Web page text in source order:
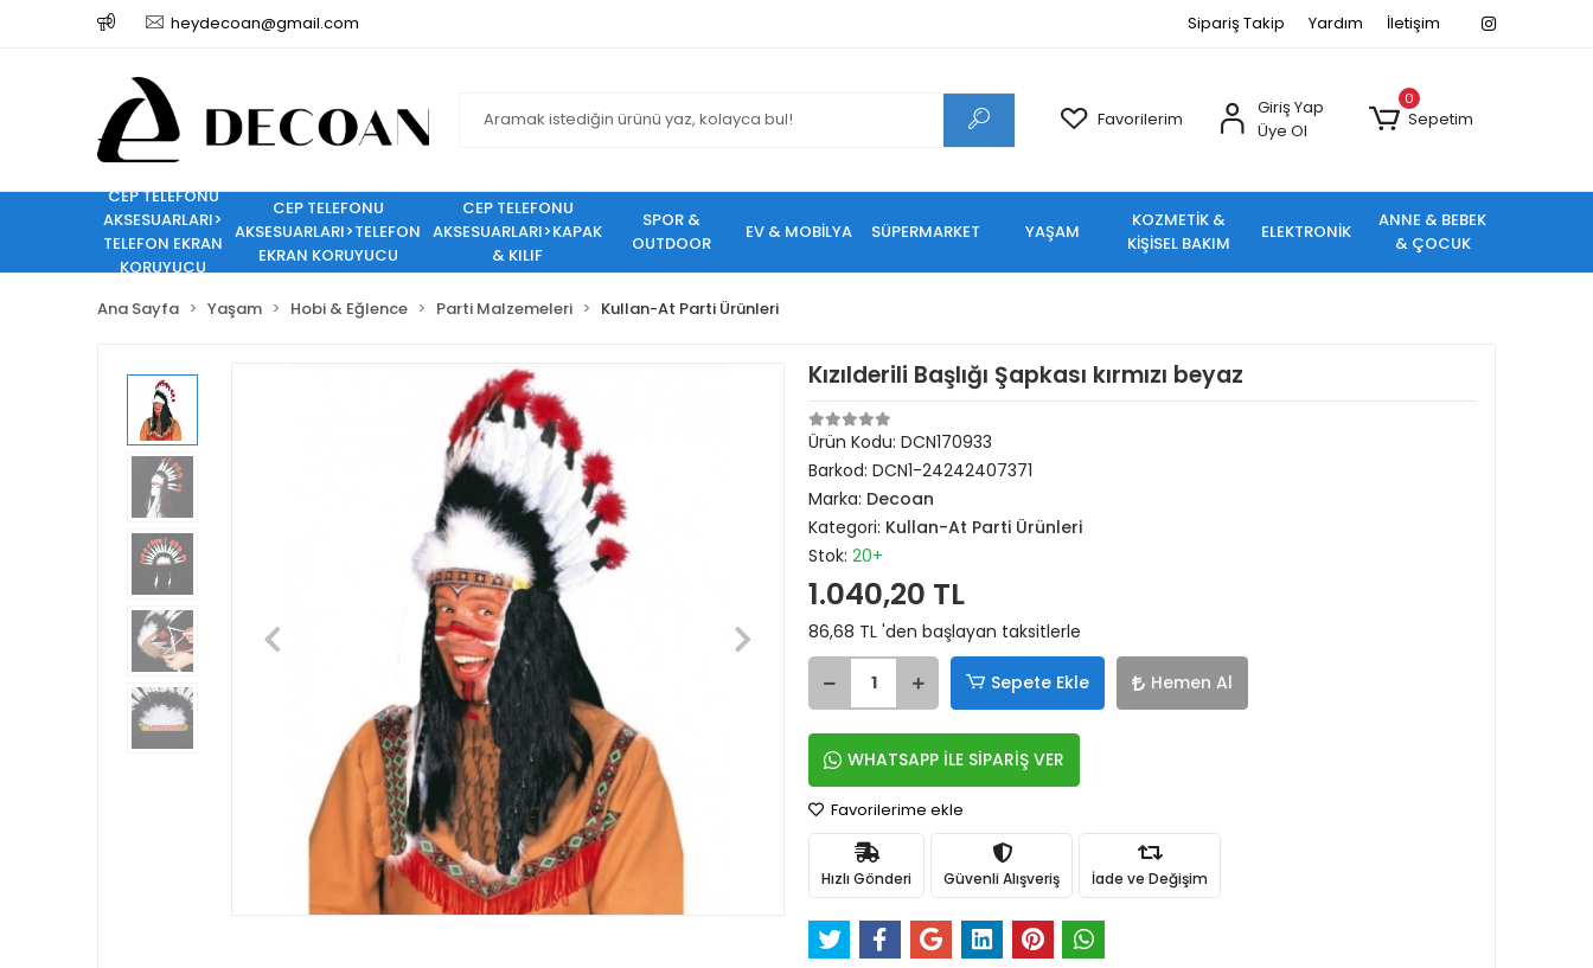
heydecoan@gmail.com Sipariş Takip Yardım İletişim
Favorilerim
Giriş Yap
Üye Ol
0
Sepetim
CEP TELEFONU
AKSESUARLARI>
TELEFON EKRAN
KORUYUCU
CEP TELEFONU
AKSESUARLARI>TELEFON
EKRAN KORUYUCU
CEP TELEFONU
AKSESUARLARI>KAPAK
& KILIF
SPOR &
OUTDOOR
EV & MOBİLYA SÜPERMARKET YAŞAM
KOZMETİK &
KİŞİSEL BAKIM
ELEKTRONİK
ANNE & BEBEK
& ÇOCUK
Ana Sayfa Yaşam Hobi & Eğlence Parti Malzemeleri Kullan-At Parti Ürünleri
Kızılderili Başlığı Şapkası kırmızı beyaz
Ürün Kodu: DCN170933
Barkod: DCN1-24242407371
Marka: Decoan
Kategori: Kullan-At Parti Ürünleri
Stok: 20+
1.040,20 TL
86,68 TL 'den başlayan taksitlerle
Sepete Ekle Hemen Al
WHATSAPP İLE SİPARİŞ VER
Favorilerime ekle
Hızlı Gönderi Güvenli Alışveriş İade ve Değişim